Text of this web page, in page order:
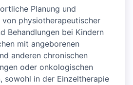
Planung und
von physiotherapeutischer
Behandlungen bei Kindern
mit angeborenen
anderen chronischen
oder onkologischen
sowohl in der Einzeltherapie